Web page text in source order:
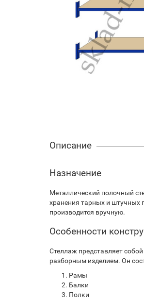
Описание
Назначение
Металлический полочный
хранения тарных и штучных
производится вручную.
Особенности
Стеллаж представляет
разборным изделием. Он
Рамы
Балки
Полки